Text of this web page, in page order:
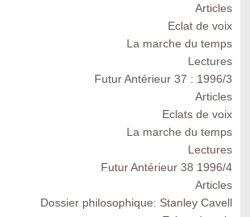
Articles
Eclat de voix
La marche du temps
Lectures
Futur Antérieur 37 : 1996/3
Articles
Eclats de voix
La marche du temps
Lectures
Futur Antérieur 38 1996/4
Articles
Dossier philosophique: Stanley Cavell